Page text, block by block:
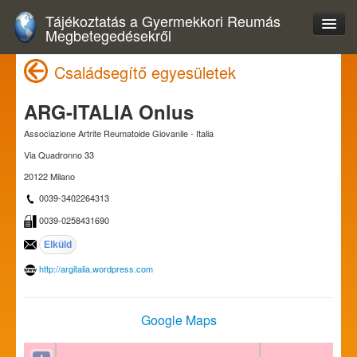
Tájékoztatás a Gyermekkori Reumás
Megbetegedésekről
Családsegítő egyesületek
ARG-ITALIA Onlus
Associazione Artrite Reumatoide Giovanile - Italia
Via Quadronno 33
20122 Milano
0039-3402264313
0039-0258431690
http://argitalia.wordpress.com
Google Maps